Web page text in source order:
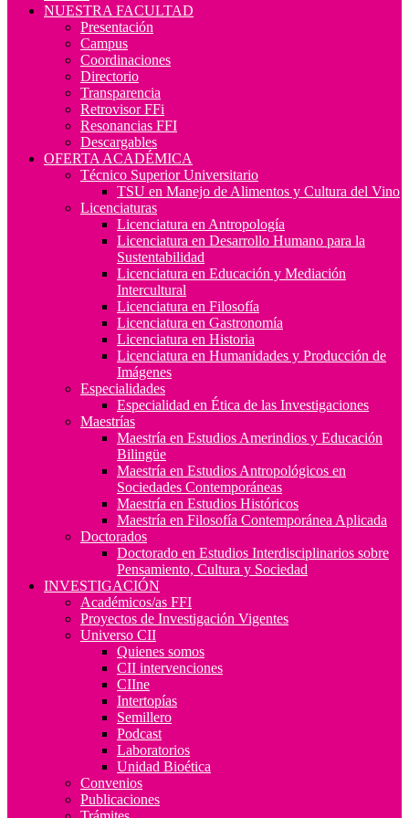
NUESTRA FACULTAD
Presentación
Campus
Coordinaciones
Directorio
Transparencia
Retrovisor FFi
Resonancias FFI
Descargables
OFERTA ACADÉMICA
Técnico Superior Universitario
TSU en Manejo de Alimentos y Cultura del Vino
Licenciaturas
Licenciatura en Antropología
Licenciatura en Desarrollo Humano para la
Sustentabilidad
Licenciatura en Educación y Mediación
Intercultural
Licenciatura en Filosofía
Licenciatura en Gastronomía
Licenciatura en Historia
Licenciatura en Humanidades y Producción de
Imágenes
Especialidades
Especialidad en Ética de las Investigaciones
Maestrías
Maestría en Estudios Amerindios y Educación
Bilingüe
Maestría en Estudios Antropológicos en
Sociedades Contemporáneas
Maestría en Estudios Históricos
Maestría en Filosofía Contemporánea Aplicada
Doctorados
Doctorado en Estudios Interdisciplinarios sobre
Pensamiento, Cultura y Sociedad
INVESTIGACIÓN
Académicos/as FFI
Proyectos de Investigación Vigentes
Universo CII
Quienes somos
CII intervenciones
CIIne
Intertopías
Semillero
Podcast
Laboratorios
Unidad Bioética
Convenios
Publicaciones